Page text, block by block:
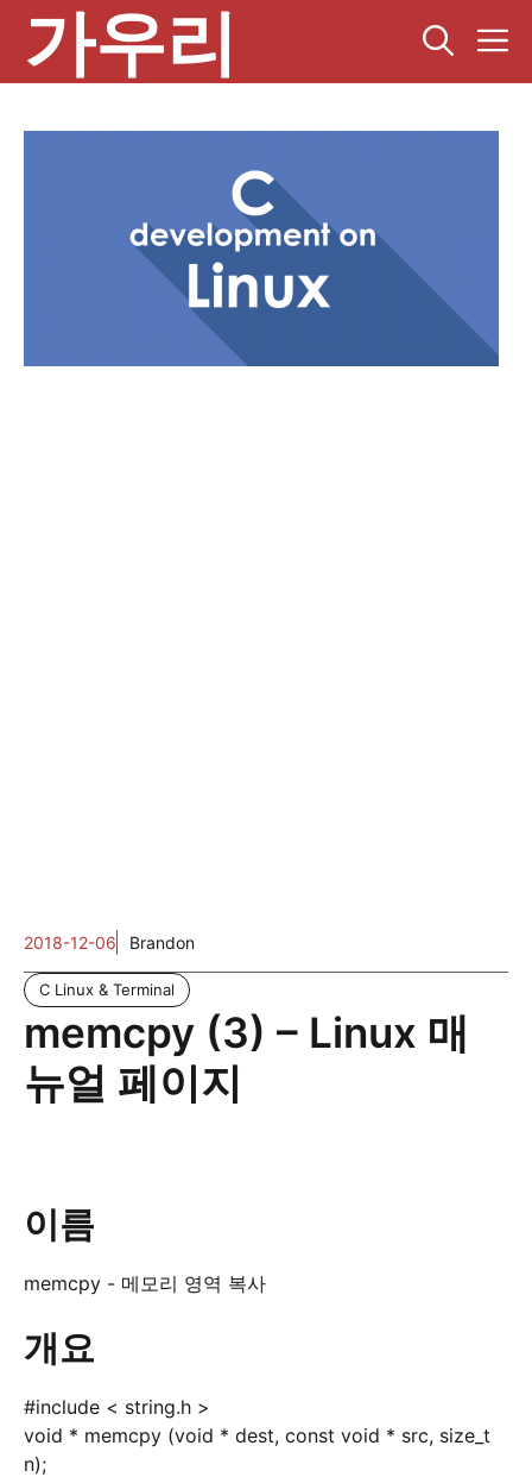
가우리
2018-12-06 Brandon
C Linux & Terminal
memcpy (3) – Linux 매
뉴얼 페이지
이름
memcpy - 메모리 영역 복사
개요
#include < string.h >
void * memcpy (void * dest, const void * src, size_t
n);